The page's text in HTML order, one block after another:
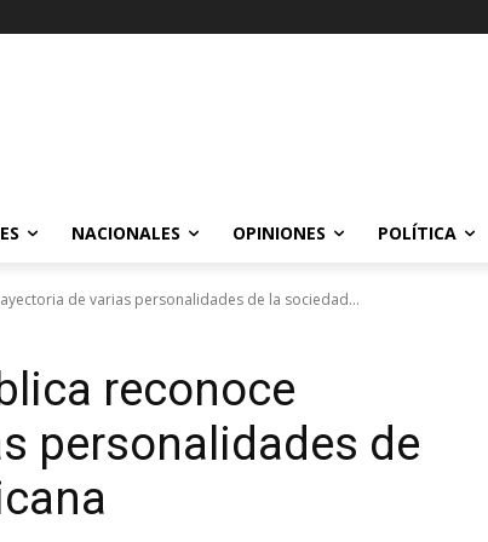
NACIONALES OPINIONES POLÍTICA
de varias personalidades de la sociedad...
reconoce
personalidades de